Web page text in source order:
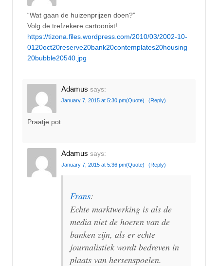
“Wat gaan de huizenprijzen doen?”
Volg de trefzekere cartoonist!
https://tizona.files.wordpress.com/2010/03/2002-10-
0120oct20reserve20bank20contemplates20housing
20bubble20540.jpg
Adamus says:
January 7, 2015 at 5:30 pm(Quote) (Reply)
Praatje pot.
Adamus says:
January 7, 2015 at 5:36 pm(Quote) (Reply)
Frans:
Echte marktwerking is als de
media niet de hoeren van de
banken zijn, als er echte
journalistiek wordt bedreven in
plaats van hersenspoelen.